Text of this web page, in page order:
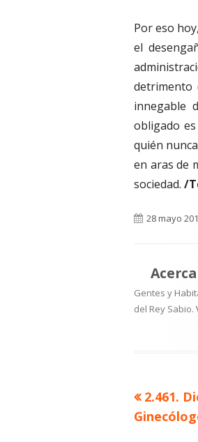
Por eso
el
detrimento
innegable
obligado
quién
en aras de
sociedad. /
Publicado
28 mayo
Gentes y
del Rey Sabio.
Artículo
anterior
2.461.